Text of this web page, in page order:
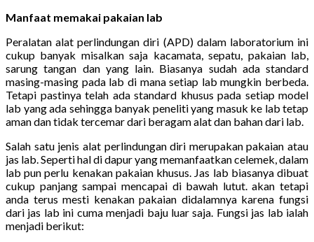
Manfaat memakai pakaian lab
Peralatan alat perlindungan diri (APD) dalam laboratorium ini
cukup banyak misalkan saja kacamata, sepatu, pakaian lab,
sarung tangan dan yang lain. Biasanya sudah ada standard
masing-masing pada lab di mana setiap lab mungkin berbeda.
Tetapi pastinya telah ada standard khusus pada setiap model
lab yang ada sehingga banyak peneliti yang masuk ke lab tetap
aman dan tidak tercemar dari beragam alat dan bahan dari lab.
Salah satu jenis alat perlindungan diri merupakan pakaian atau
jas lab. Seperti hal di dapur yang memanfaatkan celemek, dalam
lab pun perlu kenakan pakaian khusus. Jas lab biasanya dibuat
cukup panjang sampai mencapai di bawah lutut. akan tetapi
anda terus mesti kenakan pakaian didalamnya karena fungsi
dari jas lab ini cuma menjadi baju luar saja. Fungsi jas lab ialah
menjadi berikut: